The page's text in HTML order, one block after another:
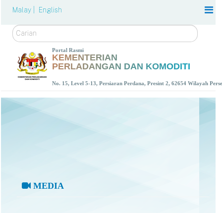
Malay | English
Carian
Portal Rasmi
KEMENTERIAN
PERLADANGAN DAN KOMODITI
No. 15, Level 5-13, Persiaran Perdana, Presint 2, 62654 Wilayah
MEDIA